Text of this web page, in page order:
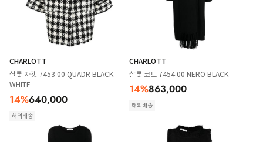
CHARLOTT
샬롯 자켓 7453 00 QUADR BLACK
WHITE
14%640,000
해외배송
CHARLOTT
샬롯 코트 7454 00 NERO BLACK
14%863,000
해외배송